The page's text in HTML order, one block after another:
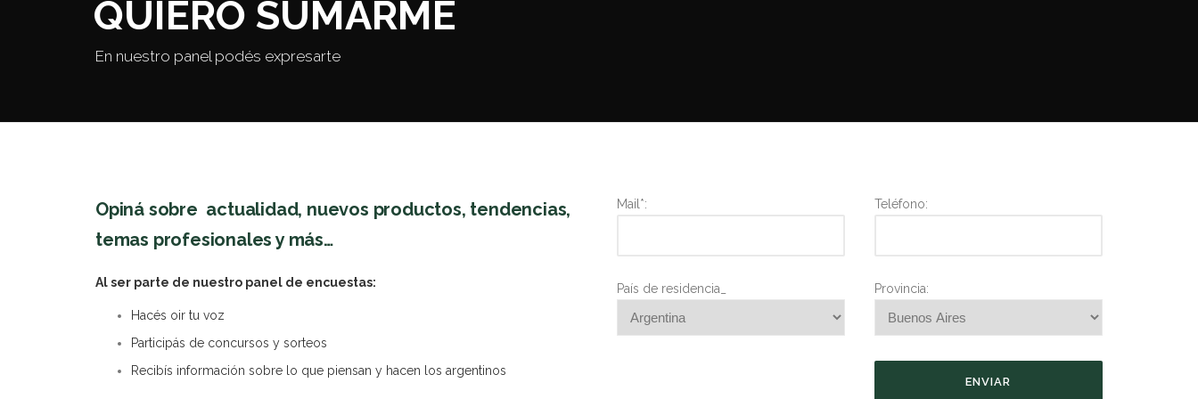
QUIERO SUMARME
En nuestro panel podés expresarte
Opiná sobre actualidad, nuevos productos, tendencias,
temas profesionales y más…
Al ser parte de nuestro panel de encuestas:
Hacés oir tu voz
Participás de concursos y sorteos
Recibís información sobre lo que piensan y hacen los argentinos
Mail*: Teléfono:
País de residencia_ Provincia: